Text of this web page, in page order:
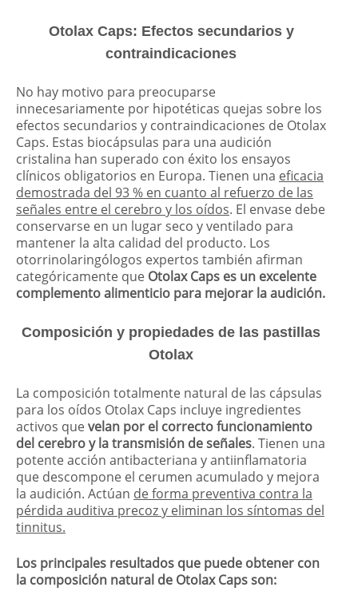
Otolax Caps: Efectos secundarios y
contraindicaciones
No hay motivo para preocuparse
innecesariamente por hipotéticas quejas sobre los
efectos secundarios y contraindicaciones de Otolax
Caps. Estas biocápsulas para una audición
cristalina han superado con éxito los ensayos
clínicos obligatorios en Europa. Tienen una eficacia
demostrada del 93 % en cuanto al refuerzo de las
señales entre el cerebro y los oídos. El envase debe
conservarse en un lugar seco y ventilado para
mantener la alta calidad del producto. Los
otorrinolaringólogos expertos también afirman
categóricamente que Otolax Caps es un excelente
complemento alimenticio para mejorar la audición.
Composición y propiedades de las pastillas
Otolax
La composición totalmente natural de las cápsulas
para los oídos Otolax Caps incluye ingredientes
activos quevelan por el correcto funcionamiento
del cerebro y la transmisión de señales. Tienen una
potente acción antibacteriana y antiinflamatoria
que descompone el cerumen acumulado y mejora
la audición. Actúan de forma preventiva contra la
pérdida auditiva precoz y eliminan los síntomas del
tinnitus.
Los principales resultados que puede obtener con
la composición natural de Otolax Caps son: